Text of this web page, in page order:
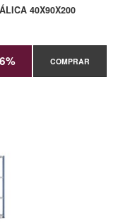
40X90X200
COMPRAR